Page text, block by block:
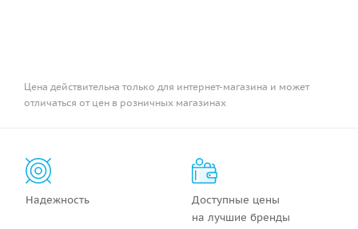
Цена действительна только для интернет-магазина и может
отличаться от цен в розничных магазинах
Надежность
Доступные цены
на лучшие бренды